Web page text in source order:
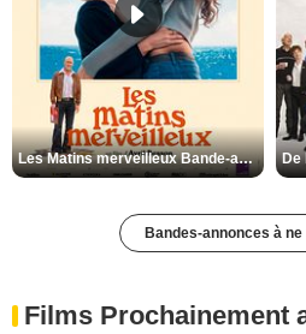
Les Matins merveilleux Bande-annonce VF
Bandes-annonces à
Films Prochainement